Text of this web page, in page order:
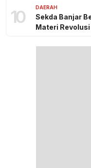
10 DAERAH
Sekda Banjar
Materi